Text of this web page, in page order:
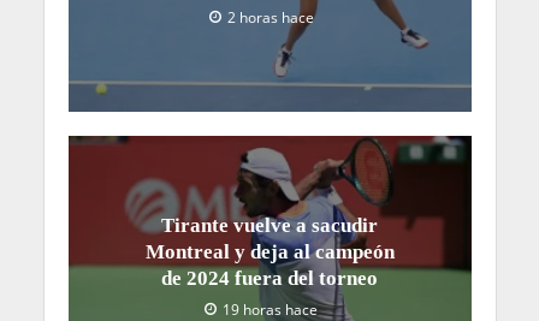
2 horas hace
Tirante vuelve a sacudir
Montreal y deja al campeón
de 2024 fuera del torneo
19 horas hace